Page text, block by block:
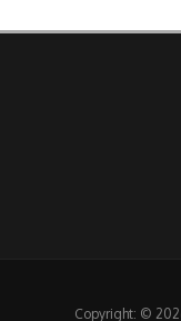
Copyright: ©